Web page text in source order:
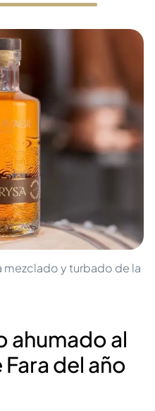
mezclado y turbado de la
ahumado al
del año